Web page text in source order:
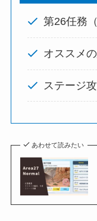
第26任務
オススメ
ステージ
あわせて読みたい